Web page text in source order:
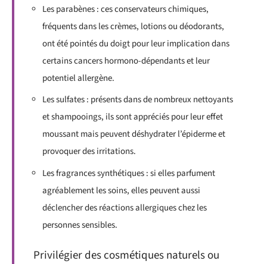
Les parabènes : ces conservateurs chimiques,
fréquents dans les crèmes, lotions ou déodorants,
ont été pointés du doigt pour leur implication dans
certains cancers hormono-dépendants et leur
potentiel allergène.
Les sulfates : présents dans de nombreux nettoyants
et shampooings, ils sont appréciés pour leur effet
moussant mais peuvent déshydrater l’épiderme et
provoquer des irritations.
Les fragrances synthétiques : si elles parfument
agréablement les soins, elles peuvent aussi
déclencher des réactions allergiques chez les
personnes sensibles.
Privilégier des cosmétiques naturels ou